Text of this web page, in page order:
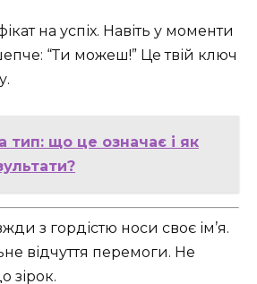
на успіх. Навіть у моменти
“Ти можеш!” Це твій ключ
тип: що це означає і як
з гордістю носи своє ім’я.
відчуття перемоги. Не
зірок.